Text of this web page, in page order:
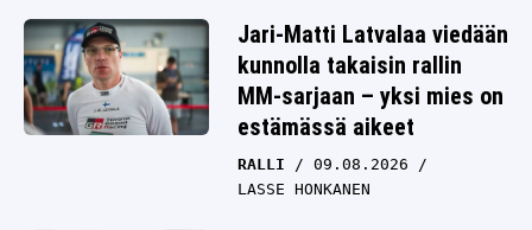
Jari-Matti Latvalaa viedään
kunnolla takaisin rallin
MM-sarjaan – yksi mies on
estämässä aikeet
RALLI
09.08.2026
LASSE HONKANEN